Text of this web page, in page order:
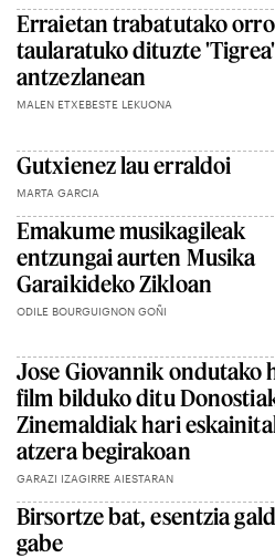
Erraietan trabatutako
taularatuko dituzte 'Tigrea'
antzezlanean
MALEN ETXEBESTE LEKUONA
Gutxienez lau erraldoi
MARTA GARCIA
Emakume musikagileak
entzungai aurten Musika
Garaikideko Zikloan
ODILE BOURGUIGNON GOÑI
Jose Giovannik ondutako
film bilduko ditu
Zinemaldiak hari
atzera begirakoan
GARAZI IZAGIRRE AIESTARAN
Birsortze bat, esentzia
gabe